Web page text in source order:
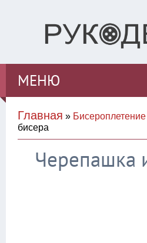
МЕНЮ
Главная » Бисероплетение
бисера
Черепашка